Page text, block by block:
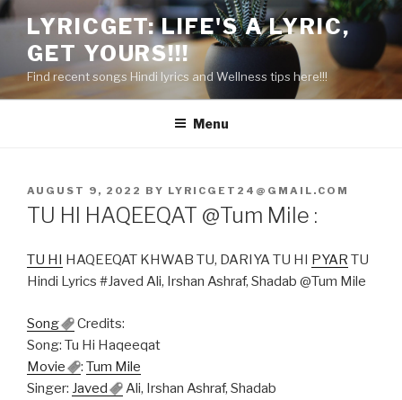
Skip
content
LYRICGET: LIFE'S A LYRIC,
GET YOURS!!!
Find recent songs Hindi lyrics and Wellness tips here!!!
Menu
POSTED
ON
AUGUST 9, 2022 BY LYRICGET24@GMAIL.COM
TU HI HAQEEQAT @Tum Mile :
TU HI HAQEEQAT KHWAB TU, DARIYA TU HI PYAR TU
Hindi Lyrics #Javed Ali, Irshan Ashraf, Shadab @Tum Mile
Song
Credits:
Song: Tu Hi Haqeeqat
Movie
: Tum Mile
Singer: Javed
Ali, Irshan Ashraf, Shadab